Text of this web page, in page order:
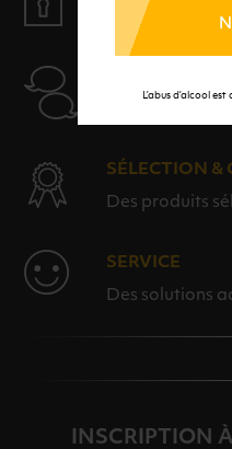
L’abus d’alcool
Payer en
Nos
SÉLECTION &
Des produits
SERVICE
Des solutions
INSCRIPTION